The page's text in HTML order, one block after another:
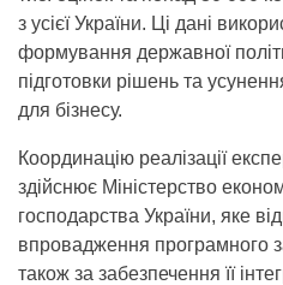
з усієї України. Ці дані
формування державної
підготовки рішень та
для бізнесу.
Координацію реалізації
здійснює Міністерство
господарства України, яке
впровадження програмного
також за забезпечення її